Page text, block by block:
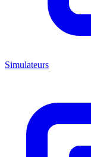
Simulateurs